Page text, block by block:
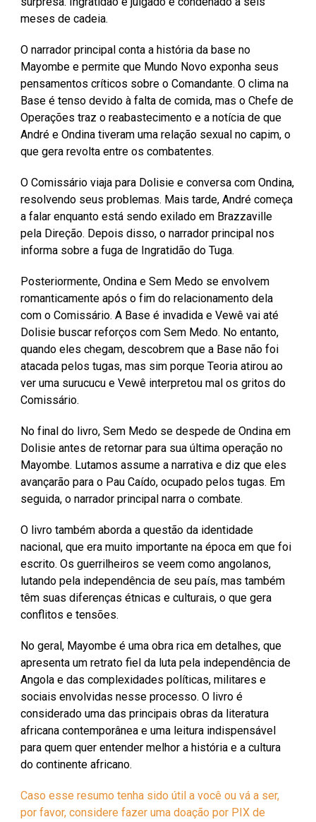
meses de cadeia.
O narrador principal conta a história da base no
Mayombe e permite que Mundo Novo exponha seus
pensamentos críticos sobre o Comandante. O clima na
Base é tenso devido à falta de comida, mas o Chefe de
Operações traz o reabastecimento e a notícia de que
André e Ondina tiveram uma relação sexual no capim, o
que gera revolta entre os combatentes.
O Comissário viaja para Dolisie e conversa com Ondina,
resolvendo seus problemas. Mais tarde, André começa
a falar enquanto está sendo exilado em Brazzaville
pela Direção. Depois disso, o narrador principal nos
informa sobre a fuga de Ingratidão do Tuga.
Posteriormente, Ondina e Sem Medo se envolvem
romanticamente após o fim do relacionamento dela
com o Comissário. A Base é invadida e Vewê vai até
Dolisie buscar reforços com Sem Medo. No entanto,
quando eles chegam, descobrem que a Base não foi
atacada pelos tugas, mas sim porque Teoria atirou ao
ver uma surucucu e Vewê interpretou mal os gritos do
Comissário.
No final do livro, Sem Medo se despede de Ondina em
Dolisie antes de retornar para sua última operação no
Mayombe. Lutamos assume a narrativa e diz que eles
avançarão para o Pau Caído, ocupado pelos tugas. Em
seguida, o narrador principal narra o combate.
O livro também aborda a questão da identidade
nacional, que era muito importante na época em que foi
escrito. Os guerrilheiros se veem como angolanos,
lutando pela independência de seu país, mas também
têm suas diferenças étnicas e culturais, o que gera
conflitos e tensões.
No geral, Mayombe é uma obra rica em detalhes, que
apresenta um retrato fiel da luta pela independência de
Angola e das complexidades políticas, militares e
sociais envolvidas nesse processo. O livro é
considerado uma das principais obras da literatura
africana contemporânea e uma leitura indispensável
para quem quer entender melhor a história e a cultura
do continente africano.
Caso esse resumo tenha sido útil a você ou vá a ser,
por favor, considere fazer uma doação por PIX de